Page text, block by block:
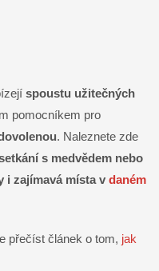
spoustu užitečných
pomocníkem pro
. Naleznete zde
s medvědem nebo
i zajímavá místa v daném
přečíst článek o tom, jak